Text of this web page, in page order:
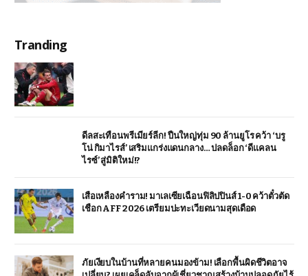
Tranding
ดีลสะเทือนพรีเมียร์ลีก! ปืนใหญ่ทุ่ม 90 ล้านยูโร คว้า ‘บรู
โน่ กิมาไรส์’ เสริมแกร่งแดนกลาง… ปลดล็อก ‘ดีแคลน
ไรซ์’ สู่มิติใหม่!?
เสือเหลืองคำราม! มาเลเซียเฉือนฟิลิปปินส์ 1-0 คว้าตั๋วตัด
เชือก AFF 2026 เตรียมปะทะเวียดนามสุดเดือด
ภัยเงียบในบ้านที่หลายคนมองข้าม! เลือกพื้นผิดชีวิตอาจ